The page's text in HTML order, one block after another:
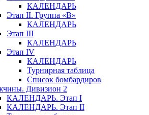
КАЛЕНДАРЬ
Этап II. Группа «В»
КАЛЕНДАРЬ
Этап III
КАЛЕНДАРЬ
Этап IV
КАЛЕНДАРЬ
Турнирная таблица
Список бомбардиров
Дивизион 2
КАЛЕНДАРЬ. Этап I
КАЛЕНДАРЬ. Этап II